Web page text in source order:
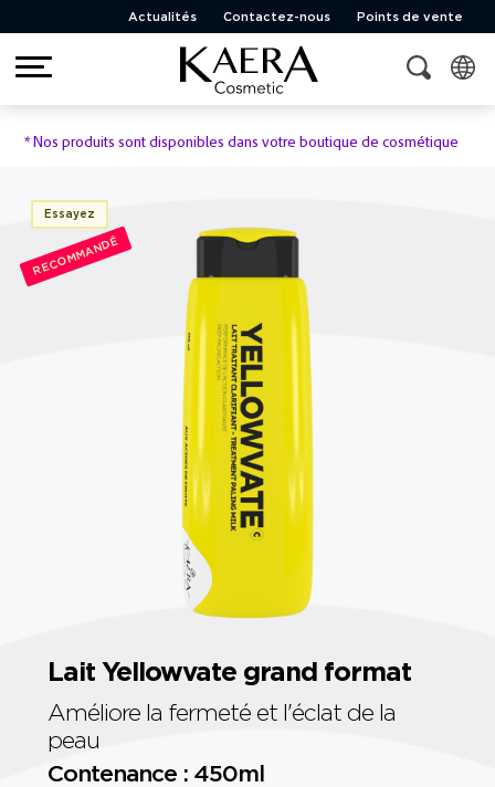
Actualités Contactez-nous Points de vente
*Nos produits sont disponibles dans votre boutique de cosmétique
Essayez
RECOMMANDÉ
Lait Yellowvate grand format
Améliore la fermeté et l'éclat de la
peau
Contenance : 450ml